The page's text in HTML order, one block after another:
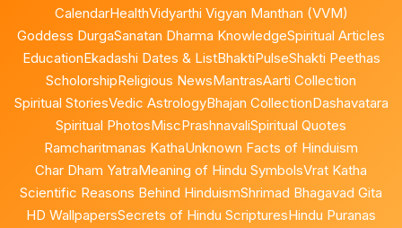
CalendarHealthVidyarthi Vigyan Manthan (VVM)
Goddess DurgaSanatan Dharma KnowledgeSpiritual Articles
EducationEkadashi Dates & ListBhaktiPulseShakti Peethas
ScholorshipReligious NewsMantrasAarti Collection
Spiritual StoriesVedic AstrologyBhajan CollectionDashavatara
Spiritual PhotosMiscPrashnavaliSpiritual Quotes
Ramcharitmanas KathaUnknown Facts of Hinduism
Char Dham YatraMeaning of Hindu SymbolsVrat Katha
Scientific Reasons Behind HinduismShrimad Bhagavad Gita
HD WallpapersSecrets of Hindu ScripturesHindu Puranas